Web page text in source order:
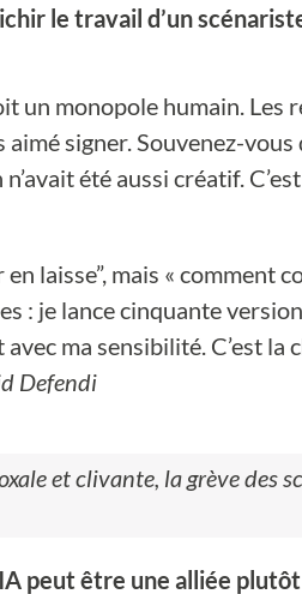
le travail d’un
un monopole humain. Les
signer. Souvenez-vous
été aussi créatif.
laisse”, mais « comment
: je lance cinquante
ma sensibilité. C’est la
Defendi
et clivante, la grève des
peut être une alliée plutôt